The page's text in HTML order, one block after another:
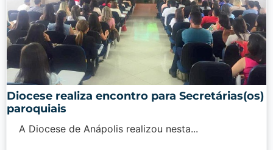
Diocese realiza encontro para Secretárias(os)
paroquiais
A Diocese de Anápolis realizou nesta...